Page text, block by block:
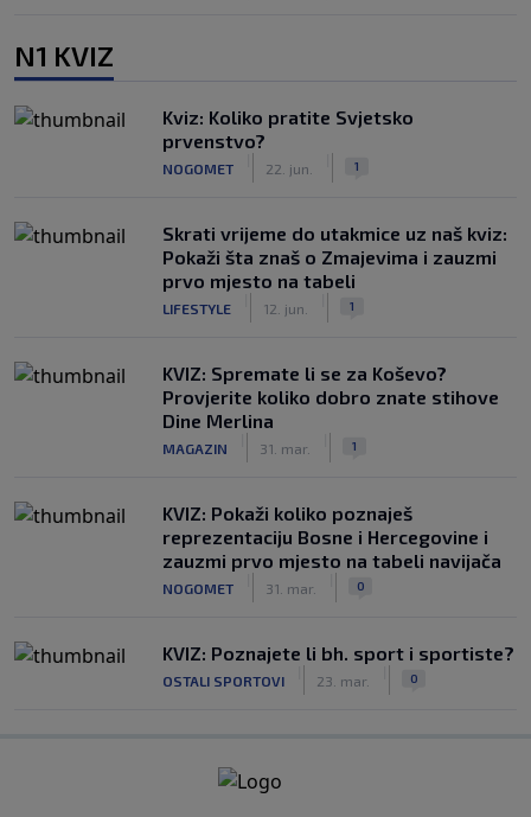
N1 KVIZ
Kviz: Koliko pratite Svjetsko
prvenstvo?
NOGOMET 22. jun. 1
Skrati vrijeme do utakmice uz naš kviz:
Pokaži šta znaš o Zmajevima i zauzmi
prvo mjesto na tabeli
LIFESTYLE 12. jun. 1
KVIZ: Spremate li se za Koševo?
Provjerite koliko dobro znate stihove
Dine Merlina
MAGAZIN 31. mar. 1
KVIZ: Pokaži koliko poznaješ
reprezentaciju Bosne i Hercegovine i
zauzmi prvo mjesto na tabeli navijača
NOGOMET 31. mar. 0
KVIZ: Poznajete li bh. sport i sportiste?
OSTALI SPORTOVI 23. mar. 0